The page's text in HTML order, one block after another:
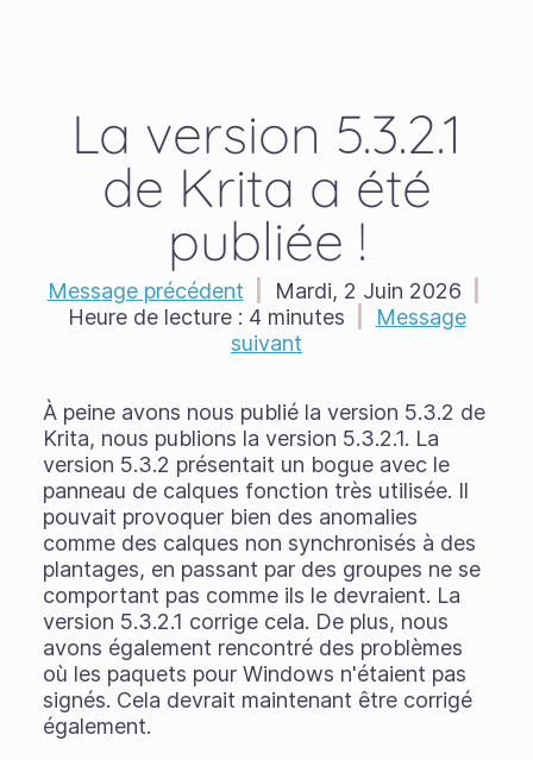
La version 5.3.2.1
de Krita a été
publiée !
Message précédent Mardi, 2 Juin 2026
Heure de lecture : 4 minutes
Message
suivant
À peine avons nous publié la version 5.3.2 de
Krita, nous publions la version 5.3.2.1. La
version 5.3.2 présentait un bogue avec le
panneau de calques fonction très utilisée. Il
pouvait provoquer bien des anomalies
comme des calques non synchronisés à des
plantages, en passant par des groupes ne se
comportant pas comme ils le devraient. La
version 5.3.2.1 corrige cela. De plus, nous
avons également rencontré des problèmes
où les paquets pour Windows n'étaient pas
signés. Cela devrait maintenant être corrigé
également.